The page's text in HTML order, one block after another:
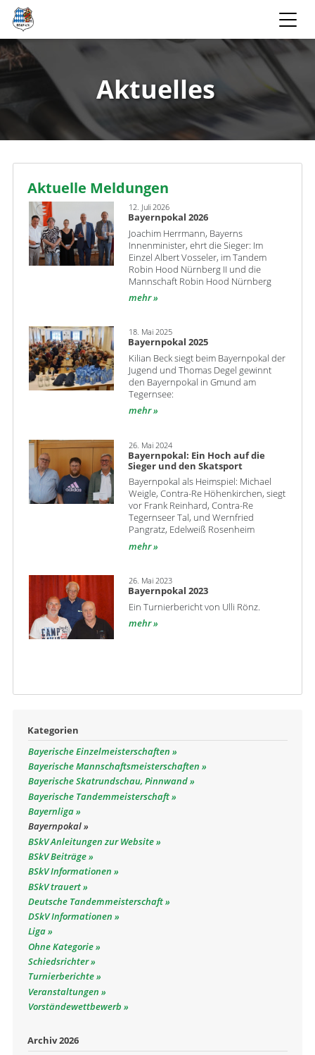
Aktuelles
Aktuelle Meldungen
12. Juli 2026
Bayernpokal 2026
Joachim Herrmann, Bayerns
Innenminister, ehrt die Sieger: Im
Einzel Albert Vosseler, im Tandem
Robin Hood Nürnberg II und die
Mannschaft Robin Hood Nürnberg
mehr
18. Mai 2025
Bayernpokal 2025
Kilian Beck siegt beim Bayernpokal der
Jugend und Thomas Degel gewinnt
den Bayernpokal in Gmund am
Tegernsee:
mehr
26. Mai 2024
Bayernpokal: Ein Hoch auf die
Sieger und den Skatsport
Bayernpokal als Heimspiel: Michael
Weigle, Contra-Re Höhenkirchen, siegt
vor Frank Reinhard, Contra-Re
Tegernseer Tal, und Wernfried
Pangratz, Edelweiß Rosenheim
mehr
26. Mai 2023
Bayernpokal 2023
Ein Turnierbericht von Ulli Rönz.
mehr
Kategorien
Bayerische Einzelmeisterschaften
Bayerische Mannschaftsmeisterschaften
Bayerische Skatrundschau, Pinnwand
Bayerische Tandemmeisterschaft
Bayernliga
Bayernpokal
BSkV Anleitungen zur Website
BSkV Beiträge
BSkV Informationen
BSkV trauert
Deutsche Tandemmeisterschaft
DSkV Informationen
Liga
Ohne Kategorie
Schiedsrichter
Turnierberichte
Veranstaltungen
Vorständewettbewerb
Archiv 2026